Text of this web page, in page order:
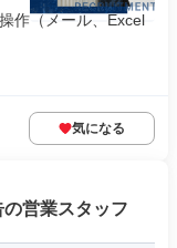
作（メール、Excel
気になる
営業スタッフ